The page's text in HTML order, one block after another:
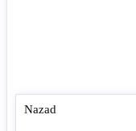
Nazad